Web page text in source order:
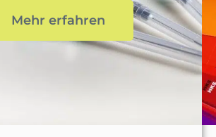
Mehr erfahren